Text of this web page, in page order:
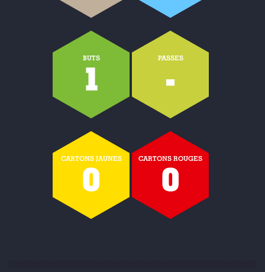
BUTS
1
PASSES
-
CARTONS JAUNES
0
CARTONS ROUGES
0